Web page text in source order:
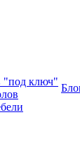
"под ключ"